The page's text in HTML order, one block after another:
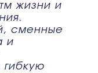
жизни и
сменные
и